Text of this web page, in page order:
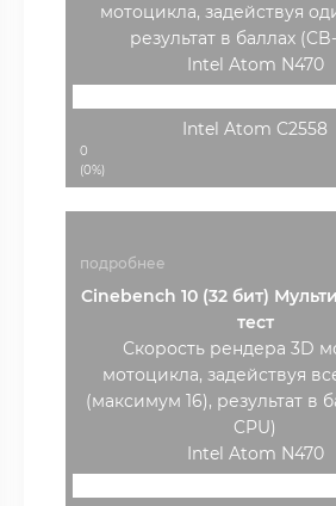
мотоцикла, задействуя
результат в баллах
Intel Atom N470
Intel Atom C2558
0
(0%)
подробнее
Cinebench 10 (32 бит)
тест
Скорость рендера 3D
мотоцикла, задействуя
(максимум 16), результат в
CPU)
Intel Atom N470